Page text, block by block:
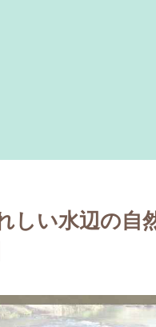
しい水辺の自